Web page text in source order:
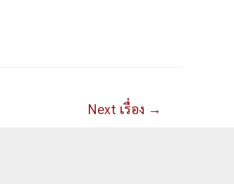
Next เรื่อง →